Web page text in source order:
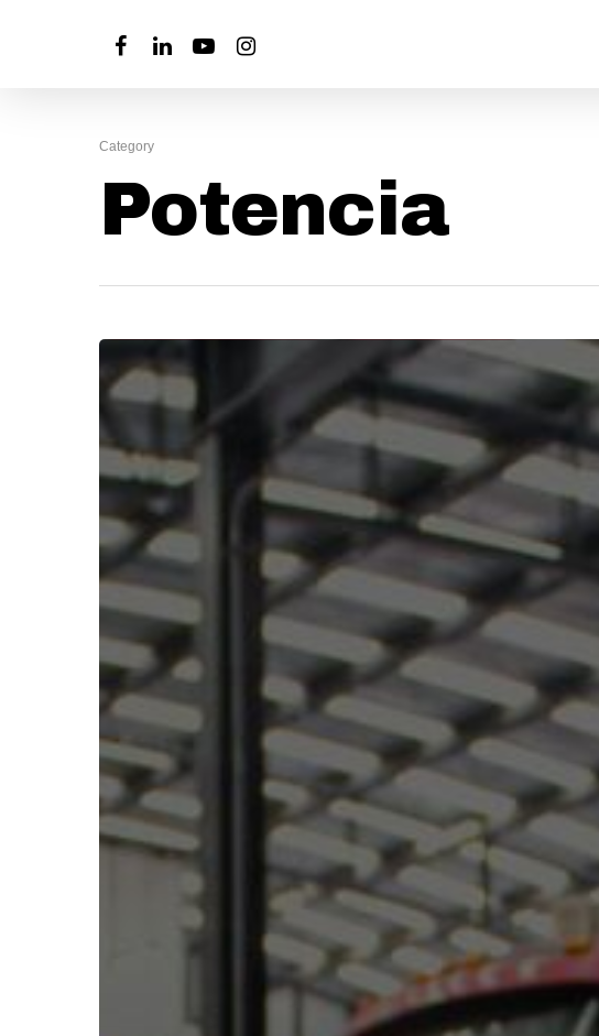
Hit enter to search or ESC to close
Category
Potencia